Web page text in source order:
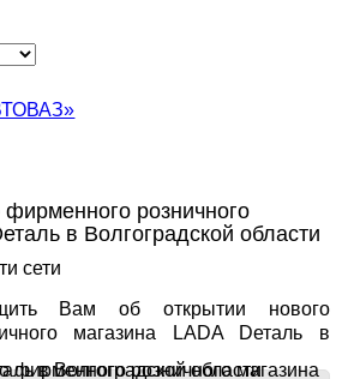
розничного
в Волгоградской области
сети
Вам об открытии нового
магазина LADA Dеталь в